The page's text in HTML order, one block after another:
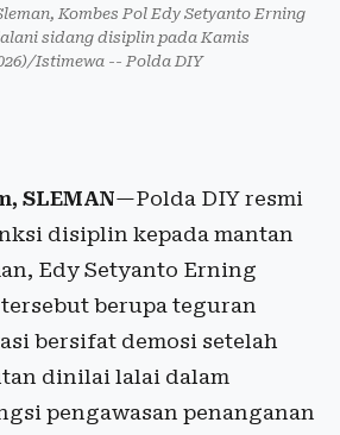
Kombes Pol Edy Setyanto Erning
sidang disiplin pada Kamis
Istimewa -- Polda DIY
SLEMAN—Polda DIY resmi
disiplin kepada mantan
Edy Setyanto Erning
berupa teguran
bersifat demosi setelah
dinilai lalai dalam
pengawasan penanganan